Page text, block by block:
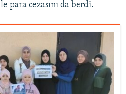
para cezasını da berdi.